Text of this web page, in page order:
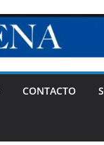
CONTACTO